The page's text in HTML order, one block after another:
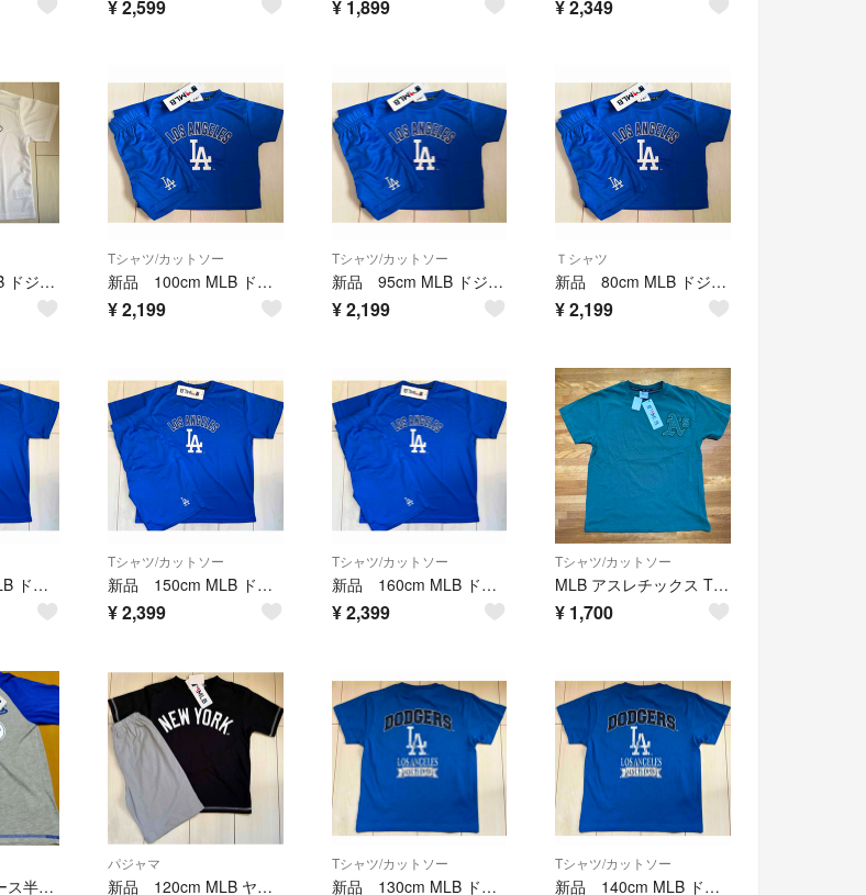
¥2,599 ¥ 1,899 ¥2,349
新品 95cm MLB ドジャース 半袖上下セットアップ メッシュ 白
Tシャツ/カットソー
新品 100cm MLB ドジャース 半袖 上下セットアップ メッシュ ブルー
¥2,199
Tシャツ/カットソー
新品 95cm MLB ドジャース 半袖 上下セットアップ メッシュ ブルー
¥2,199
Ｔシャツ
新品 80cm MLB ドジャース 半袖上下セットアップ メッシュ ブルー
¥2,199
新品 140cm MLB ドジャース 半袖上下セットアップ メッシュ ブルー
Tシャツ/カットソー
新品 150cm MLB ドジャース 半袖上下セットアップ メッシュ ブルー
¥2,399
Tシャツ/カットソー
新品 160cm MLB ドジャース 半袖上下セットアップ メッシュ ブルー
¥2,399
Tシャツ/カットソー
MLB アスレチックス Tシャツ 160サイズ 新品タグ付
¥ 1,700
新品MLBドジャース半袖パジャマ140
パジャマ
新品 120cm MLB ヤンキース 半袖パジャマ 黒
Tシャツ/カットソー
新品 130cm MLB ドジャース 半袖Tシャツ カスレ ブルー
Tシャツ/カットソー
新品 140cm MLB ドジャース 半袖Tシャツ カスレ ブルー